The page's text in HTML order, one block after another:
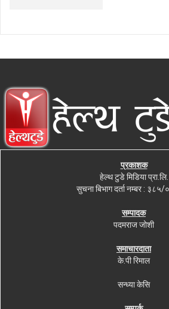
प्रकाशक
हेल्थ टुडे मिडिया प्रा.लि.
सुचना बिभाग दर्ता नम्बर :
सम्पादक
पदमराज जोशी
समाचारदाता
के.पी रिमाल
सन्ध्या केसि